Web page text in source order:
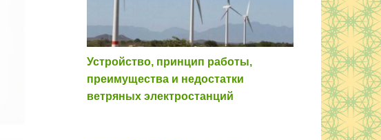
Устройство, принцип работы,
преимущества и недостатки
ветряных электростанций